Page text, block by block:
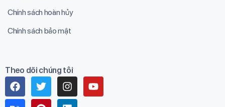
Chính sách hoàn hủy
Chính sách bảo mật
Theo dõi chúng tôi